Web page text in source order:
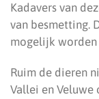
Kadavers van
van besmetting.
mogelijk
Ruim de dieren
Vallei en Veluwe